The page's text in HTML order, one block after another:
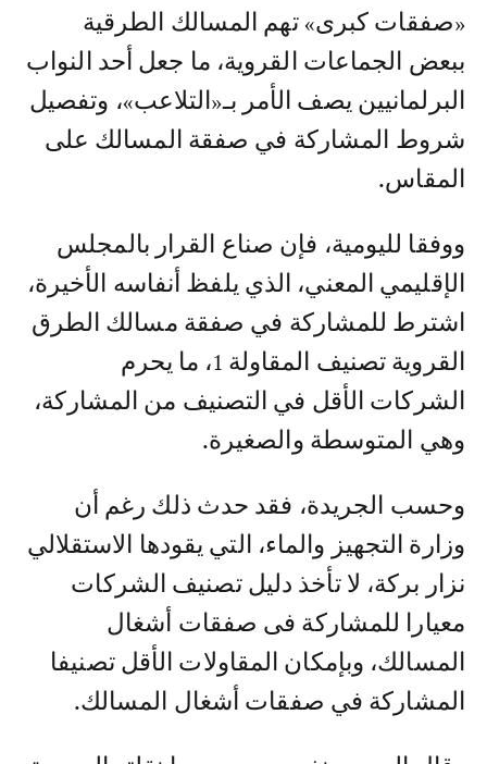
«صفقات كبرى» تهم المسالك الطرقية
ببعض الجماعات القروية، ما جعل أحد النواب
البرلمانيين يصف الأمر بـ«التلاعب»، وتفصيل
شروط المشاركة في صفقة المسالك على
المقاس.
ووفقا لليومية، فإن صناع القرار بالمجلس
الإقليمي المعني، الذي يلفظ أنفاسه الأخيرة،
اشترط للمشاركة في صفقة مسالك الطرق
القروية تصنيف المقاولة 1، ما يحرم
الشركات الأقل في التصنيف من المشاركة،
وهي المتوسطة والصغيرة.
وحسب الجريدة، فقد حدث ذلك رغم أن
وزارة التجهيز والماء، التي يقودها الاستقلالي
نزار بركة، لا تأخذ دليل تصنيف الشركات
معيارا للمشاركة فى صفقات أشغال
المسالك، وبإمكان المقاولات الأقل تصنيفا
المشاركة في صفقات أشغال المسالك.